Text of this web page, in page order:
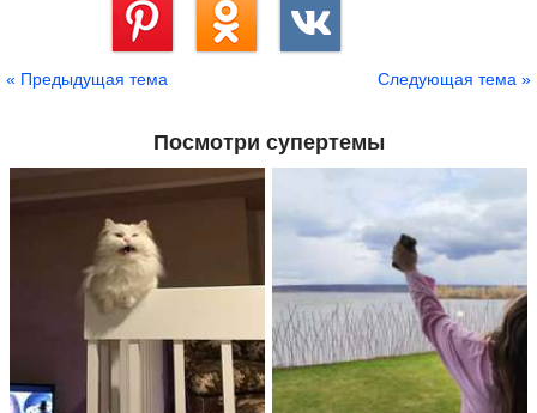
« Предыдущая тема Следующая тема »
Посмотри супертемы